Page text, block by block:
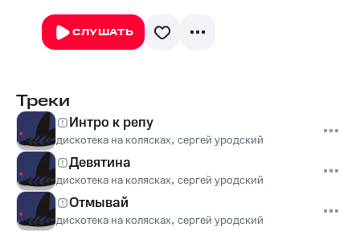
СЛУШАТЬ
Треки
Интро к репу
дискотека на колясках, сергей уродский
Девятина
дискотека на колясках, сергей уродский
Отмывай
дискотека на колясках, сергей уродский